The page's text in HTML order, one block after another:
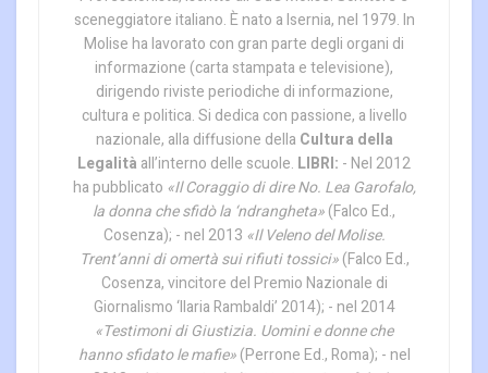
sceneggiatore italiano. È nato a Isernia, nel 1979. In
Molise ha lavorato con gran parte degli organi di
informazione (carta stampata e televisione),
dirigendo riviste periodiche di informazione,
cultura e politica. Si dedica con passione, a livello
nazionale, alla diffusione della Cultura della
Legalità all’interno delle scuole. LIBRI: - Nel 2012
ha pubblicato «Il Coraggio di dire No. Lea Garofalo,
la donna che sfidò la ‘ndrangheta»(Falco Ed.,
Cosenza); - nel 2013 «Il Veleno del Molise.
Trent’anni di omertà sui rifiuti tossici»(Falco Ed.,
Cosenza, vincitore del Premio Nazionale di
Giornalismo ‘Ilaria Rambaldi’ 2014); - nel 2014
«Testimoni di Giustizia. Uomini e donne che
hanno sfidato le mafie»(Perrone Ed., Roma); - nel